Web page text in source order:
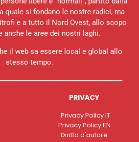
quale si fondano le nostre radici, ma
e a tutto il Nord Ovest, allo scopo
anche le aree dei nostri laghi.
il web sa essere local e global allo
stesso tempo.
PRIVACY
Privacy Policy IT
Privacy Policy EN
Diritto d'autore